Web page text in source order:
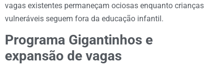
vagas existentes permaneçam ociosas enquanto crianças
vulneráveis seguem fora da educação infantil.
Programa Gigantinhos e
expansão de vagas